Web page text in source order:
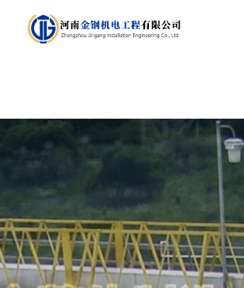
产品展示
行业资讯
案例展示
联系我们